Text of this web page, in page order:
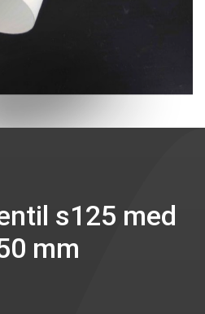
s125 med
mm